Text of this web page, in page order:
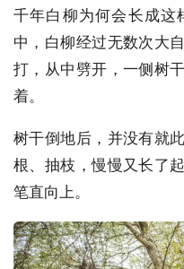
千年白柳为何会长成这
中，白柳经过无数次大
打，从中劈开，一侧树
着。
树干倒地后，并没有就
根、抽枝，慢慢又长了
笔直向上。